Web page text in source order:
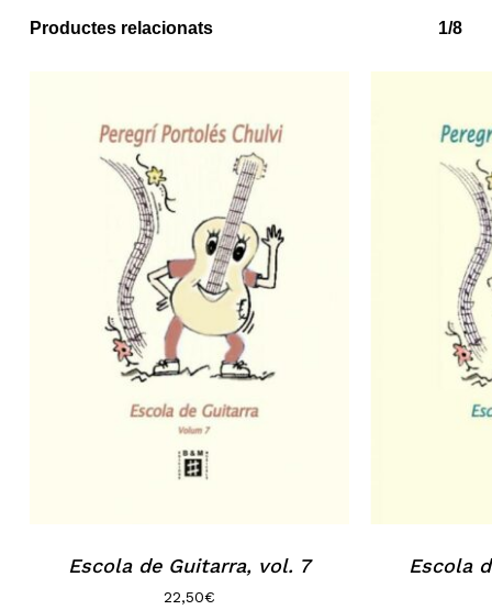
Productes relacionats 1/8
Escola de Guitarra, vol. 7
22,50€
Escola